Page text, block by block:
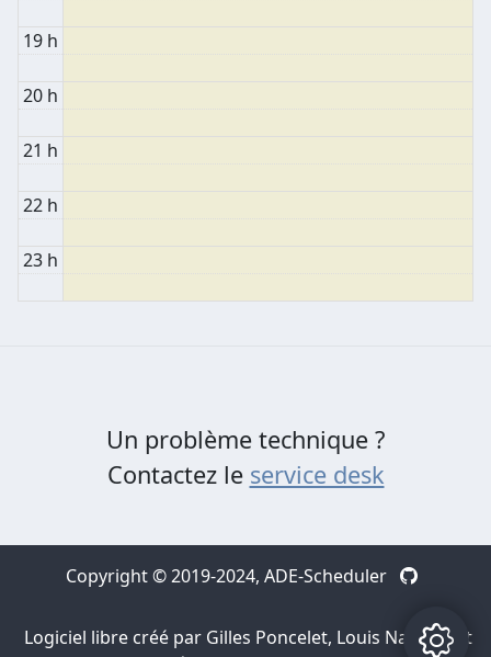
19 h
20 h
21 h
22 h
23 h
Un problème technique ?
Contactez le service desk
Copyright © 2019-2024, ADE-Scheduler
Logiciel libre créé par Gilles Poncelet, Louis Navarre et